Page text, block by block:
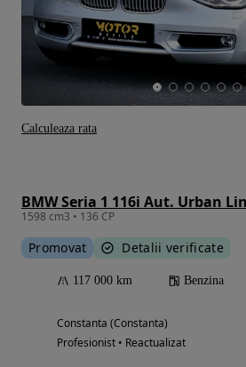
BMW Seria 1 116i Aut. Urban
1598 cm3 • 136 CP
Promovat Detalii verificate
117 000 km Benzina
Constanta (Constanta)
Profesionist • Reactualizat
Calculeaza rata